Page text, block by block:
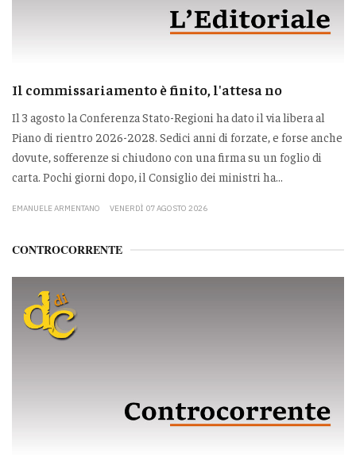
Il commissariamento è finito, l'attesa no
Il 3 agosto la Conferenza Stato-Regioni ha dato il via libera al
Piano di rientro 2026-2028. Sedici anni di forzate, e forse anche
dovute, sofferenze si chiudono con una firma su un foglio di
carta. Pochi giorni dopo, il Consiglio dei ministri ha...
EMANUELE ARMENTANO VENERDÌ 07 AGOSTO 2026
CONTROCORRENTE